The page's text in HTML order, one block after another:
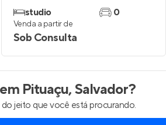
studio
0
Venda a partir de
Sob Consulta
em Pituaçu, Salvador?
jeito que você está procurando.